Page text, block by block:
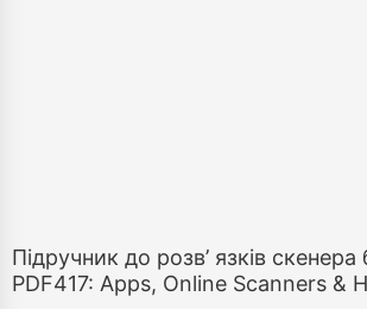
Підручник до розв’ язків скенера
PDF417: Apps, Online Scanners &